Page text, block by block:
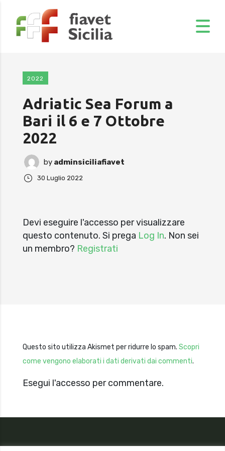
2022
Adriatic Sea Forum a
Bari il 6 e 7 Ottobre
2022
by adminsiciliafiavet
30 Luglio 2022
Devi eseguire l'accesso per visualizzare
questo contenuto. Si prega Log In. Non sei
un membro? Registrati
Esegui l'accesso per commentare.
Questo sito utilizza Akismet per ridurre lo spam. Scopri
come vengono elaborati i dati derivati dai commenti.